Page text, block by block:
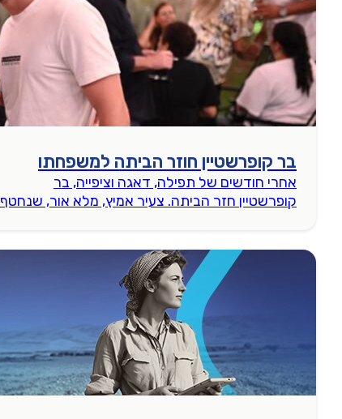
בר קופרשטיין חוזר הביתה למשפחתו
אחרי חודשים של תפילה, דאגה וציפייה, בר
קופרשטיין חזר הביתה. צעיר אמיץ, מלא אור, שנחטף